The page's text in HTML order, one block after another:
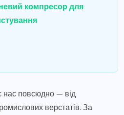
компресор для
нас повсюдно — від
верстатів. За